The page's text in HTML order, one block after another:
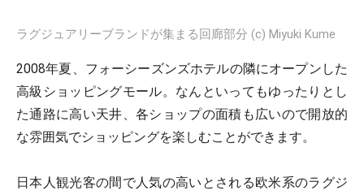
ラグジュアリーブランドが集まる回廊部分 (c) Miyuki Kume
2008年夏、フォーシーズンズホテルの隣にオープンした
高級ショッピングモール。なんといってもゆったりとし
た通路に高い天井、各ショップの面積も広いので開放的
な雰囲気でショッピングを楽しむことができます。
日本人観光客の間で人気の高いとされる欧米系のラグジ